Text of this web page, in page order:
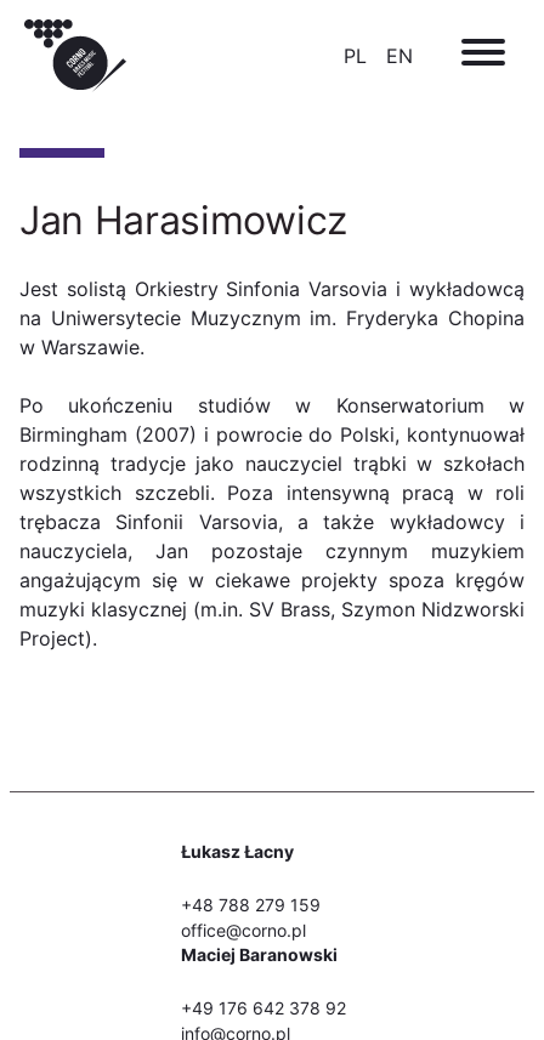
PL EN
Jan Harasimowicz
Jest solistą Orkiestry Sinfonia Varsovia i wykładowcą
na Uniwersytecie Muzycznym im. Fryderyka Chopina
w Warszawie.
Po ukończeniu studiów w Konserwatorium w
Birmingham (2007) i powrocie do Polski, kontynuował
rodzinną tradycje jako nauczyciel trąbki w szkołach
wszystkich szczebli. Poza intensywną pracą w roli
trębacza Sinfonii Varsovia, a także wykładowcy i
nauczyciela, Jan pozostaje czynnym muzykiem
angażującym się w ciekawe projekty spoza kręgów
muzyki klasycznej (m.in. SV Brass, Szymon Nidzworski
Project).
Łukasz Łacny
+48 788 279 159
office@corno.pl
Maciej Baranowski
+49 176 642 378 92
info@corno.pl